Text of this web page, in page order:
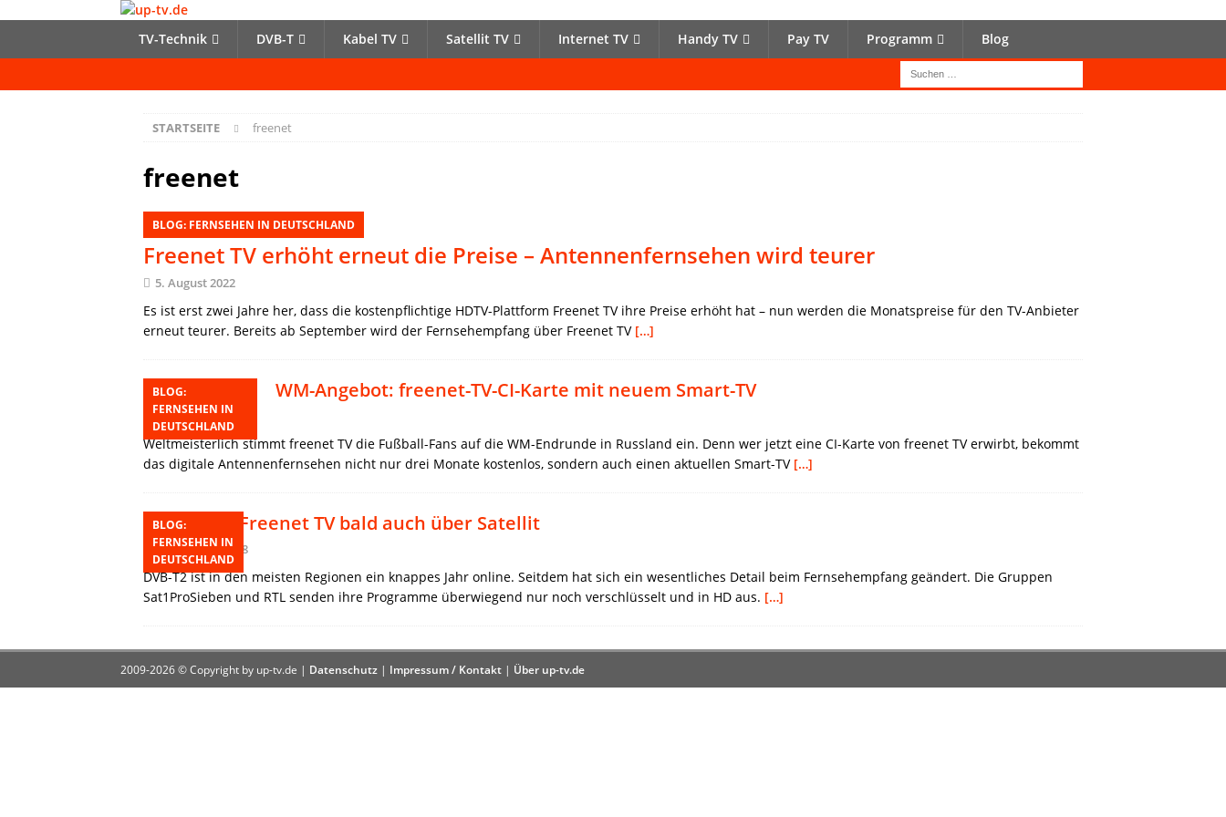
TV-Technik DVB-T Kabel TV Satellit TV Internet TV Handy TV Pay TV Programm Blog
STARTSEITE freenet
freenet
BLOG: FERNSEHEN IN DEUTSCHLAND
Freenet TV erhöht erneut die Preise – Antennenfernsehen wird teurer
5. August 2022
Es ist erst zwei Jahre her, dass die kostenpflichtige HDTV-Plattform Freenet TV ihre Preise erhöht hat – nun werden die Monatspreise für den TV-Anbieter
erneut teurer. Bereits ab September wird der Fernsehempfang über Freenet TV […]
BLOG:
FERNSEHEN IN
DEUTSCHLAND
WM-Angebot: freenet-TV-CI-Karte mit neuem Smart-TV
8. Mai 2018
Weltmeisterlich stimmt freenet TV die Fußball-Fans auf die WM-Endrunde in Russland ein. Denn wer jetzt eine CI-Karte von freenet TV erwirbt, bekommt
das digitale Antennenfernsehen nicht nur drei Monate kostenlos, sondern auch einen aktuellen Smart-TV […]
BLOG:
FERNSEHEN IN
DEUTSCHLAND
Freenet TV bald auch über Satellit
26. Februar 2018
DVB-T2 ist in den meisten Regionen ein knappes Jahr online. Seitdem hat sich ein wesentliches Detail beim Fernsehempfang geändert. Die Gruppen
Sat1ProSieben und RTL senden ihre Programme überwiegend nur noch verschlüsselt und in HD aus. […]
2009-2026 © Copyright by up-tv.de | Datenschutz | Impressum / Kontakt | Über up-tv.de